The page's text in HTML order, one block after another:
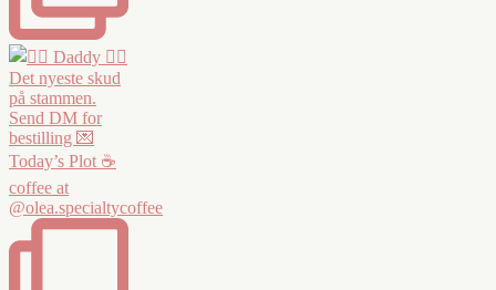
Today’s Plot ☕️
coffee at
@olea.specialtycoffee